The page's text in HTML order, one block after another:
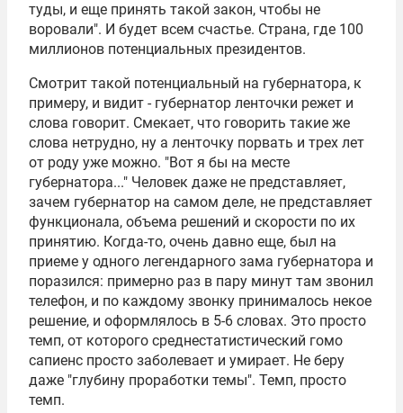
туды, и еще принять такой закон, чтобы не
воровали". И будет всем счастье. Страна, где 100
миллионов потенциальных президентов.
Смотрит такой потенциальный на губернатора, к
примеру, и видит - губернатор ленточки режет и
слова говорит. Смекает, что говорить такие же
слова нетрудно, ну а ленточку порвать и трех лет
от роду уже можно. "Вот я бы на месте
губернатора..." Человек даже не представляет,
зачем губернатор на самом деле, не представляет
функционала, объема решений и скорости по их
принятию. Когда-то, очень давно еще, был на
приеме у одного легендарного зама губернатора и
поразился: примерно раз в пару минут там звонил
телефон, и по каждому звонку принималось некое
решение, и оформлялось в 5-6 словах. Это просто
темп, от которого среднестатистический гомо
сапиенс просто заболевает и умирает. Не беру
даже "глубину проработки темы". Темп, просто
темп.